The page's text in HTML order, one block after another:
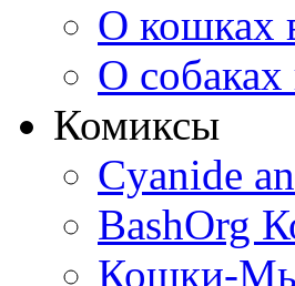
О кошках
О собаках
Комиксы
Cyanide
BashOrg
Кошки-